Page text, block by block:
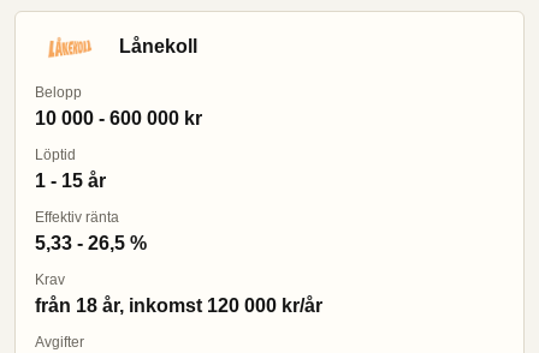
Lånekoll
Belopp
10 000 - 600 000 kr
Löptid
1 - 15 år
Effektiv ränta
5,33 - 26,5 %
Krav
från 18 år, inkomst 120 000 kr/år
Avgifter